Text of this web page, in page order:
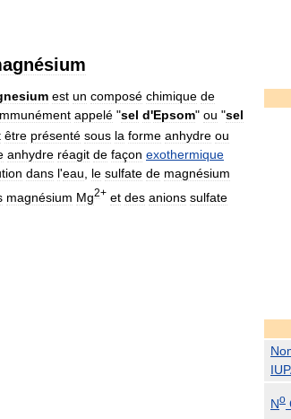
No
est un composé chimique de
appelé "sel d'Epsom" ou "sel
être présenté sous la forme anhydre ou
anhydre réagit de façon exothermique
dans l'eau, le sulfate de magnésium
magnésium Mg2+ et des anions sulfate